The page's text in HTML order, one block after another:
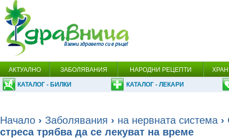
АКТУАЛНО ЗАБОЛЯВАНИЯ НАРОДНИ РЕЦЕПТИ
КАТАЛОГ - БИЛКИ КАТАЛОГ - ЛЕКАРИ
Начало › Заболявания › на нервната система ›
стреса трябва да се лекуват на време